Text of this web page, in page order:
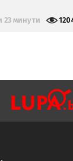
25 минути 693